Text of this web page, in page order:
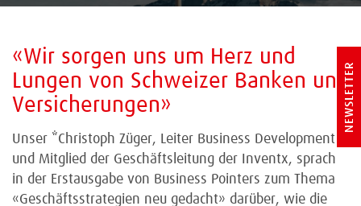
«Wir sorgen uns um Herz und
Lungen von Schweizer Banken und
Versicherungen»
Unser *Christoph Züger, Leiter Business Development
und Mitglied der Geschäftsleitung der Inventx, sprach
in der Erstausgabe von Business Pointers zum Thema
«Geschäftsstrategien neu gedacht» darüber, wie die
NEWSLETTER